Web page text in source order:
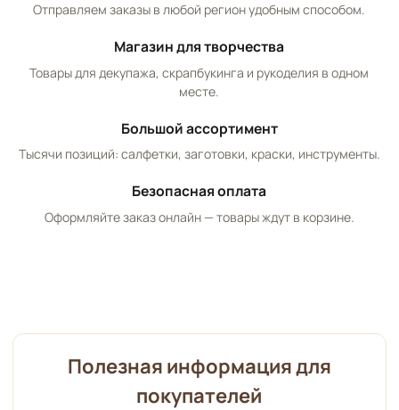
Отправляем заказы в любой регион удобным способом.
Магазин для творчества
Товары для декупажа, скрапбукинга и рукоделия в одном
месте.
Большой ассортимент
Тысячи позиций: салфетки, заготовки, краски, инструменты.
Безопасная оплата
Оформляйте заказ онлайн — товары ждут в корзине.
Полезная информация для
покупателей